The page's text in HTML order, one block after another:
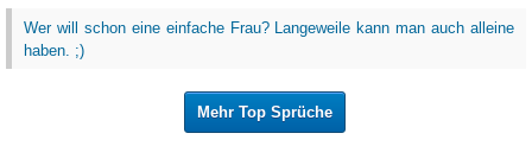
Wer will schon eine einfache Frau? Langeweile kann man auch alleine
haben. ;)
Mehr Top Sprüche